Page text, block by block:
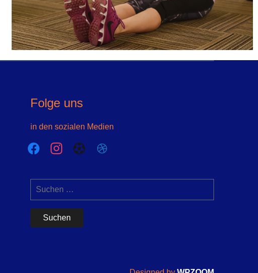
Folge uns
in den sozialen Medien
facebookinstagram
futbol-
dribbble
Suchen
nach: